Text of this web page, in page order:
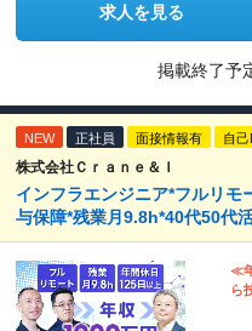
求人を見る
掲載終了予
NEW 正社員 面接情報有 自
株式会社Ｃｒａｎｅ＆Ｉ
インフラエンジニア*フルリ
与保障*残業月9.8h*40代50代
≪
ら